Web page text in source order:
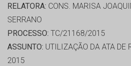
RELATORA: CONS. MARISA
SERRANO
PROCESSO: TC/21168/2015
ASSUNTO: UTILIZAÇÃO DA ATA DE
2015